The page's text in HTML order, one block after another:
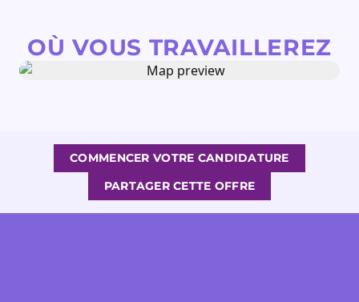
OÙ VOUS TRAVAILLEREZ
COMMENCER VOTRE CANDIDATURE
PARTAGER CETTE OFFRE